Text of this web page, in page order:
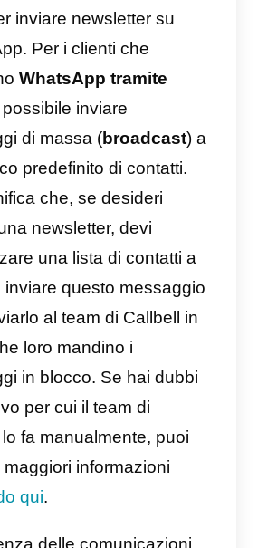
lampo per clienti fedeli.
rilevanti sulla tua
per un determinato
bollettino mensile di notizie
sei un ristoratore, puoi
i menu del giorno.
su qualche evento
sugli ordini.